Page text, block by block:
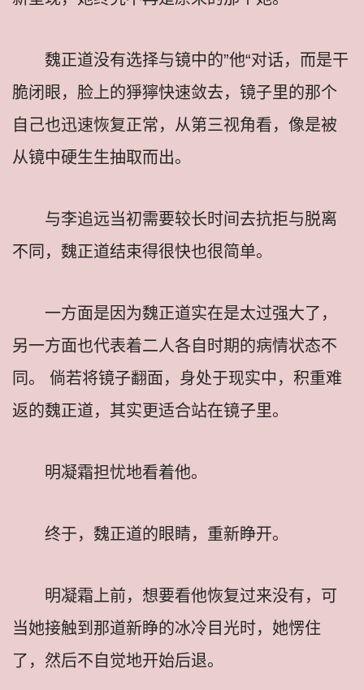
魏正道没有选择与镜中的”他“对话，而是干
脆闭眼，脸上的猙獰快速敛去，镜子里的那个
自己也迅速恢复正常，从第三视角看，像是被
从镜中硬生生抽取而出。
与李追远当初需要较长时间去抗拒与脱离
不同，魏正道结束得很快也很简单。
一方面是因为魏正道实在是太过强大了，
另一方面也代表着二人各自时期的病情状态不
同。 倘若将镜子翻面，身处于现实中，积重难
返的魏正道，其实更适合站在镜子里。
明凝霜担忧地看着他。
终于，魏正道的眼睛，重新睁开。
明凝霜上前，想要看他恢复过来没有，可
当她接触到那道新睁的冰冷目光时，她愣住
了，然后不自觉地开始后退。